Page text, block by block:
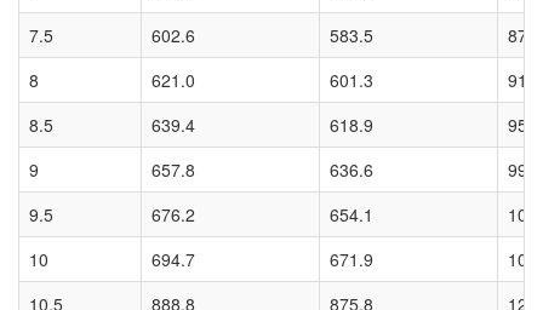
7.5
602.6 583.5
8
621.0 601.3
8.5
639.4 618.9
9
657.8 636.6
9.5
676.2 654.1
10
694.7 671.9
10.5
888.8 875.8